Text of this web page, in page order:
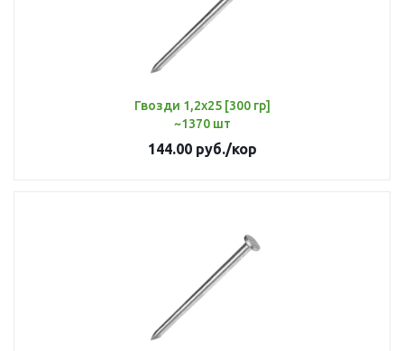
Гвозди 1,2х25 [300 гр]
~1370 шт
144.00 руб./кор